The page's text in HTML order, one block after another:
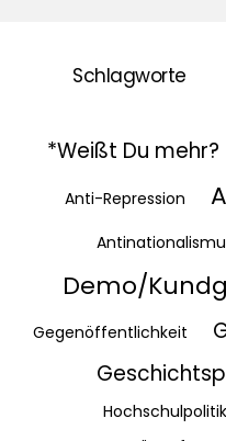
Schlagworte
*Weißt Du mehr?
Anti-Repression
Demo/
Gegenöffentlichkeit
Hochschulpolitik